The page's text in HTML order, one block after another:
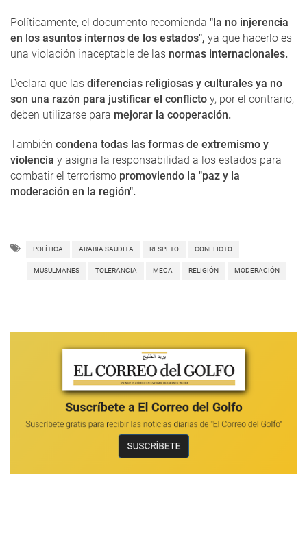
Políticamente, el documento recomienda "la no injerencia
en los asuntos internos de los estados", ya que hacerlo es
una violación inaceptable de las normas internacionales.
Declara que las diferencias religiosas y culturales ya no
son una razón para justificar el conflicto y, por el contrario,
deben utilizarse para mejorar la cooperación.
También condena todas las formas de extremismo y
violencia y asigna la responsabilidad a los estados para
combatir el terrorismo promoviendo la "paz y la
moderación en la región".
POLÍTICA ARABIA SAUDITA RESPETO CONFLICTO
MUSULMANES TOLERANCIA MECA RELIGIÓN MODERACIÓN